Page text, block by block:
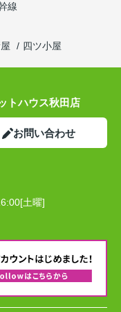
線
四ツ小屋
トハウス秋田店
お問い合わせ
土曜]